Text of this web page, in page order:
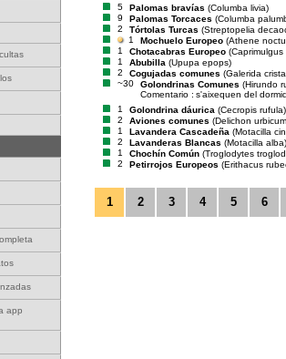
app
5
Palomas bravías (Columba livia)
9
Palomas Torcaces (Columba
2
Tórtolas Turcas (Streptopelia
1
Mochuelo Europeo (Athene
1
Chotacabras Europeo
1
Abubilla (Upupa epops)
2
Cogujadas comunes (Galerida
~30
Golondrinas Comunes (Hirundo
Comentario : s'aixequen del
1
Golondrina dáurica (Cecropis rufula)
2
Aviones comunes (Delichon
1
Lavandera Cascadeña (Motacilla
2
Lavanderas Blancas (Motacilla alba)
1
Chochín Común (Troglodytes
2
Petirrojos Europeos (Erithacus
1 2 3 4 5 6